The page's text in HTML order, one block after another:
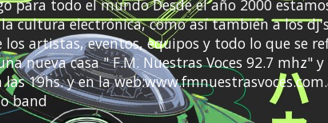
para todo el mundo Desde el año 2000
cultura electrónica, como así también a los
artistas, eventos, equipos y todo lo que se
nueva casa " F.M. Nuestras Voces 92.7 mhz" y
19hs. y en la
band